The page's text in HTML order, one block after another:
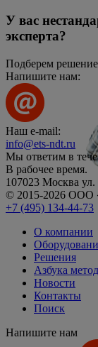
У вас
эксперта?
Подберем решение
Напишите нам:
Наш e-mail:
info@ets-ndt.ru
Мы ответим в
В рабочее время.
107023 Москва
© 2015-2026 ООО
+7 (495) 134-44-73
О компании
Решения
Азбука
Новости
Контакты
Поиск
Напишите нам